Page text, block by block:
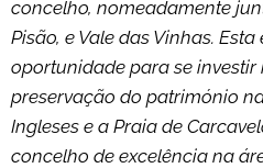
concelho, nomeadamente
Pisão, e Vale das Vinhas.
oportunidade para se investir
preservação do património
Ingleses e a Praia de
concelho de excelência na